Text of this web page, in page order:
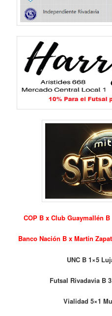
COP B x Club Guaymallén
Banco Nación B x Martín
UNC B 1×5
Futsal Rivadavia B
Vialidad 5×1